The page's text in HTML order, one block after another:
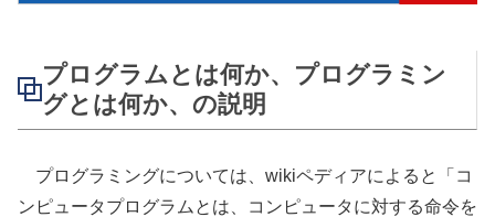
プログラムとは何か、プログラミン
グとは何か、の説明
プログラミングについては、wikiペディアによると「コ
ンピュータプログラムとは、コンピュータに対する命令を